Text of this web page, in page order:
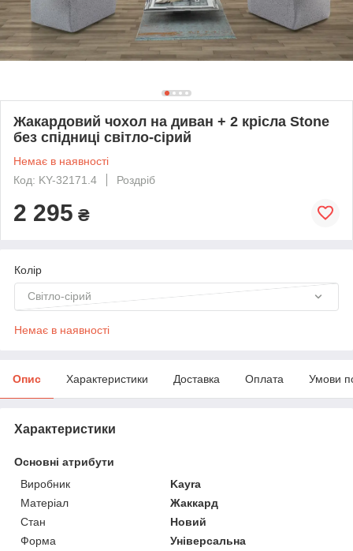
Жакардовий чохол на диван + 2 крісла Stone
без спідниці світло-сірий
Немає в наявності
Код: KY-32171.4
Роздріб
2 295 ₴
Колір
Світло-сірий
Немає в наявності
Опис Характеристики Доставка Оплата Умови
Характеристики
Основні атрибути
Виробник
Kayra
Матеріал
Жаккард
Стан
Новий
Форма
Універсальна